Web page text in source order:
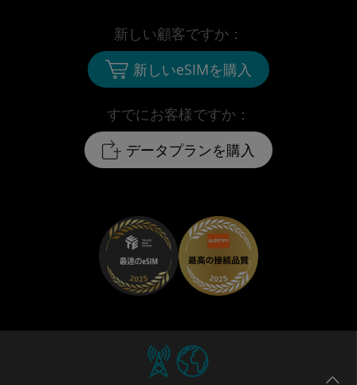
すでにお客様ですか：
データプランを購入
新しい顧客ですか：
新しいeSIMを購入